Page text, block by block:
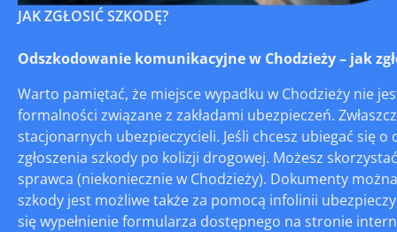
JAK ZGŁOSIĆ SZKODĘ?
Odszkodowanie komunikacyjne w Chodzieży – jak
Warto pamiętać, że miejsce wypadku w Chodzieży nie
formalności związane z zakładami ubezpieczeń.
stacjonarnych ubezpieczycieli. Jeśli chcesz ubiegać się
zgłoszenia szkody po kolizji drogowej. Możesz
sprawca (niekoniecznie w Chodzieży). Dokumenty
szkody jest możliwe także za pomocą infolinii
się wypełnienie formularza dostępnego na stronie